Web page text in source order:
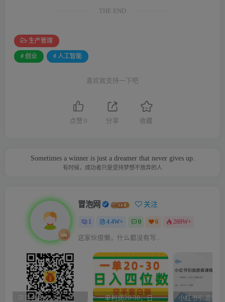
THE END
生产管理
# 创业 # 人工智能
喜欢就支持一下吧
点赞 0 分享 收藏
Sometimes a winner is just a dreamer that never gives up.
有时候，成功者只是坚持梦想不放弃的人
冒泡网 关注
1 4.4W+ 0 6 269W+
这家伙很懒，什么都没有写...
项目合作 一单利润20-30，日入四位数，空手套白狼，只要做就能赚，简单无套路